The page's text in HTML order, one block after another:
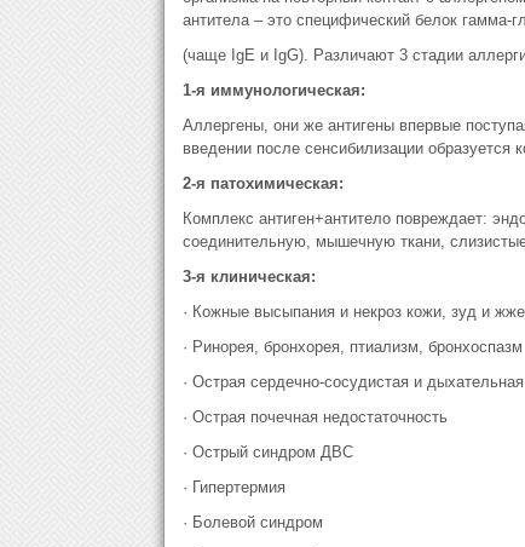
антитела – это специфический белок гамма-
(чаще IgE и IgG). Различают 3 стадии
1-я иммунологическая:
Аллергены, они же антигены впервые
введении после сенсибилизации образуется
2-я патохимическая:
Комплекс антиген+антитело повреждает:
соединительную, мышечную ткани,
3-я клиническая:
· Кожные высыпания и некроз кожи, зуд и
· Ринорея, бронхорея, птиализм, бронхоспазм
· Острая сердечно-сосудистая и
· Острая почечная недостаточность
· Острый синдром ДВС
· Гипертермия
· Болевой синдром